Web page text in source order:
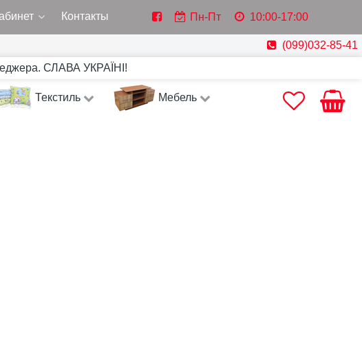
Контакты Пн-Пт 10:00-17:00
(099)032-85-41
СЛАВА УКРАЇНІ!
Текстиль Мебель